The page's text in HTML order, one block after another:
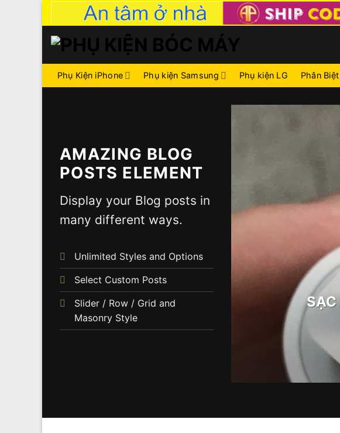
content
Phụ Kiện iPhone Phụ kiện Samsung Phụ kiện LG Phân
AMAZING BLOG
POSTS ELEMENT
Display your Blog posts in
many different ways.
Unlimited Styles and Options
Select Custom Posts
Slider / Row / Grid and
Masonry Style